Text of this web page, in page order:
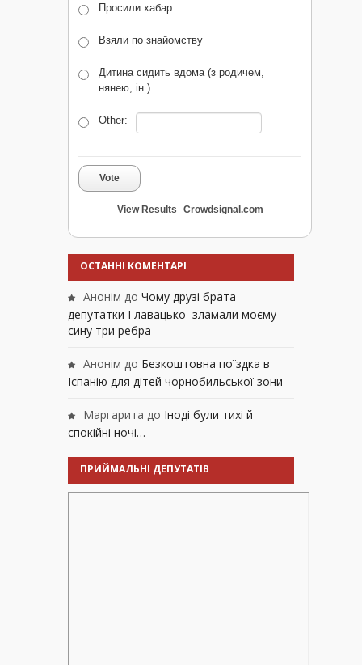
Просили хабар
Взяли по знайомству
Дитина сидить вдома (з родичем,
нянею, ін.)
Other:
Vote
View Results Crowdsignal.com
ОСТАННІ КОМЕНТАРІ
Анонім до Чому друзі брата
депутатки Главацької зламали моєму
сину три ребра
Анонім до Безкоштовна поїздка в
Іспанію для дітей чорнобильської зони
Маргарита до Іноді були тихі й
спокійні ночі…
ПРИЙМАЛЬНІ ДЕПУТАТІВ